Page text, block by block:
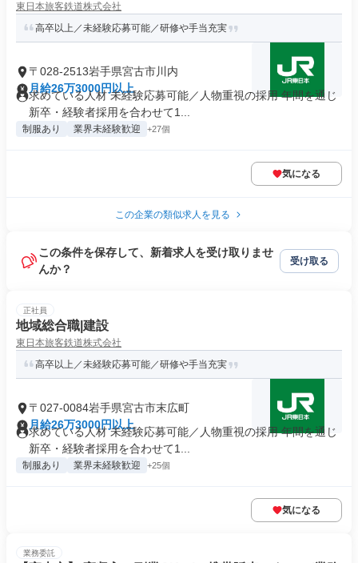
東日本旅客鉄道株式会社
高卒以上／未経験応募可能／研修や手当充実
〒028-2513岩手県宮古市川内
月給26万3000円以上
求めている人材 未経験応募可能／人物重視の採用 年間を通じ
新卒・経験者採用を合わせて1...
制服あり 業界未経験歓迎 +27個
気になる
この企業の類似求人を見る
この条件を保存して、新着求人を受け取りませ
んか？
受け取る
正社員
地域総合職|建設
東日本旅客鉄道株式会社
高卒以上／未経験応募可能／研修や手当充実
〒027-0084岩手県宮古市末広町
月給26万3000円以上
求めている人材 未経験応募可能／人物重視の採用 年間を通じ
新卒・経験者採用を合わせて1...
制服あり 業界未経験歓迎 +25個
気になる
業務委託